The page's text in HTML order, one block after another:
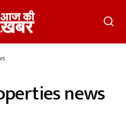
news